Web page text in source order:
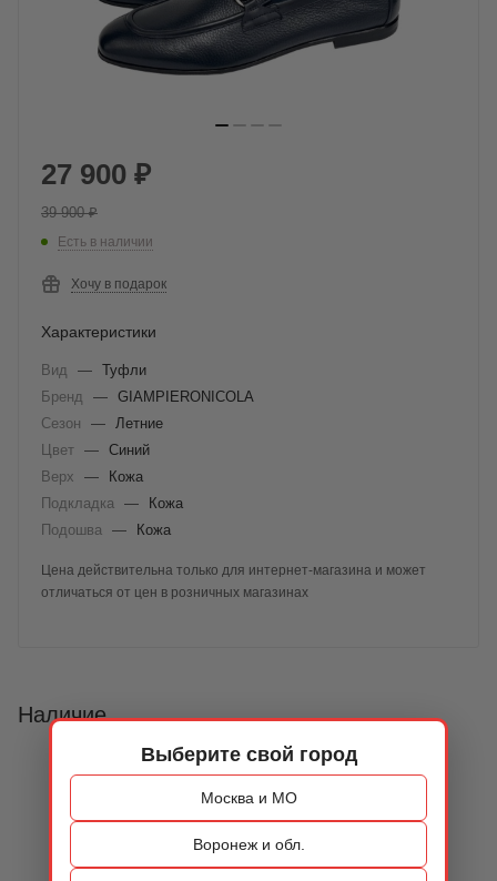
Выберите свой город
Москва и МО
Воронеж и обл.
27 900 ₽
39 900₽
Есть в наличии
Хочу в подарок
Характеристики
Вид — Туфли
Бренд
— GIAMPIERONICOLA
Сезон
—
Летние
Цвет — Синий
Верх
—
Кожа
Подкладка
—
Кожа
Подошва
— Кожа
Цена действительна только для интернет-магазина и может
отличаться от цен в розничных магазинах
Наличие